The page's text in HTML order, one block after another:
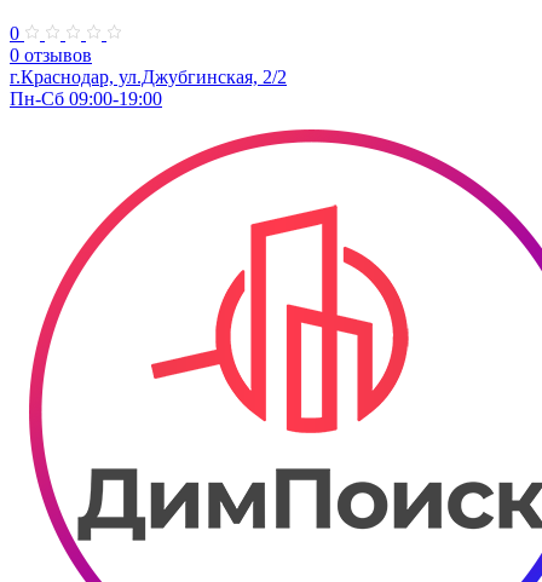
0
0 отзывов
г.Краснодар, ул.Джубгинская, 2/2
Пн-Сб 09:00-19:00